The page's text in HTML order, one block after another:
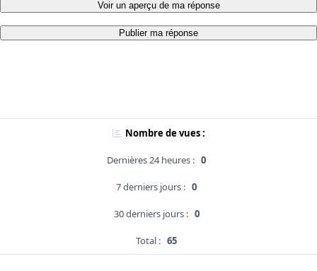
Voir un aperçu de ma réponse
Publier ma réponse
Nombre de vues :
Dernières 24 heures : 0
7 derniers jours : 0
30 derniers jours : 0
Total : 65